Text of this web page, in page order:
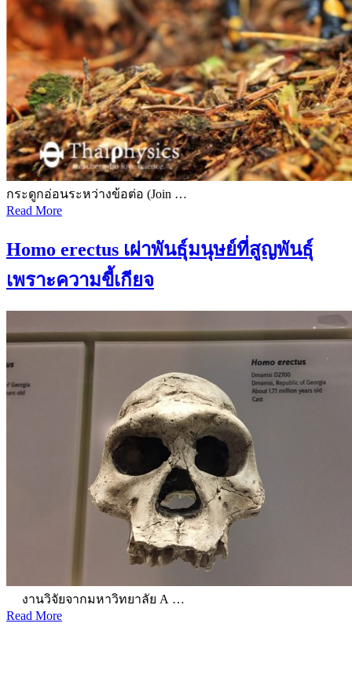
กระดูกอ่อนระหว่างข้อต่อ (Join …
Read More
Homo erectus เผ่าพันธุ์มนุษย์ที่สูญพันธุ์
เพราะความขี้เกียจ
งานวิจัยจากมหาวิทยาลัย A …
Read More